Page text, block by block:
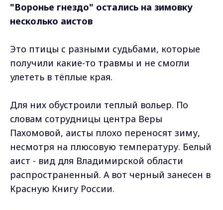
"Воронье гнездо" остались на зимовку
несколько аистов
Это птицы с разными судьбами, которые
получили какие-то травмы и не смогли
улететь в тёплые края.
Для них обустроили теплый вольер. По
словам сотрудницы центра Веры
Пахомовой, аисты плохо переносят зиму,
несмотря на плюсовую температуру. Белый
аист - вид для Владимирской области
распространенный. А вот черный занесен в
Красную Книгу России.